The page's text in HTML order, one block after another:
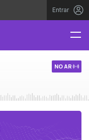
Entrar
NO AR